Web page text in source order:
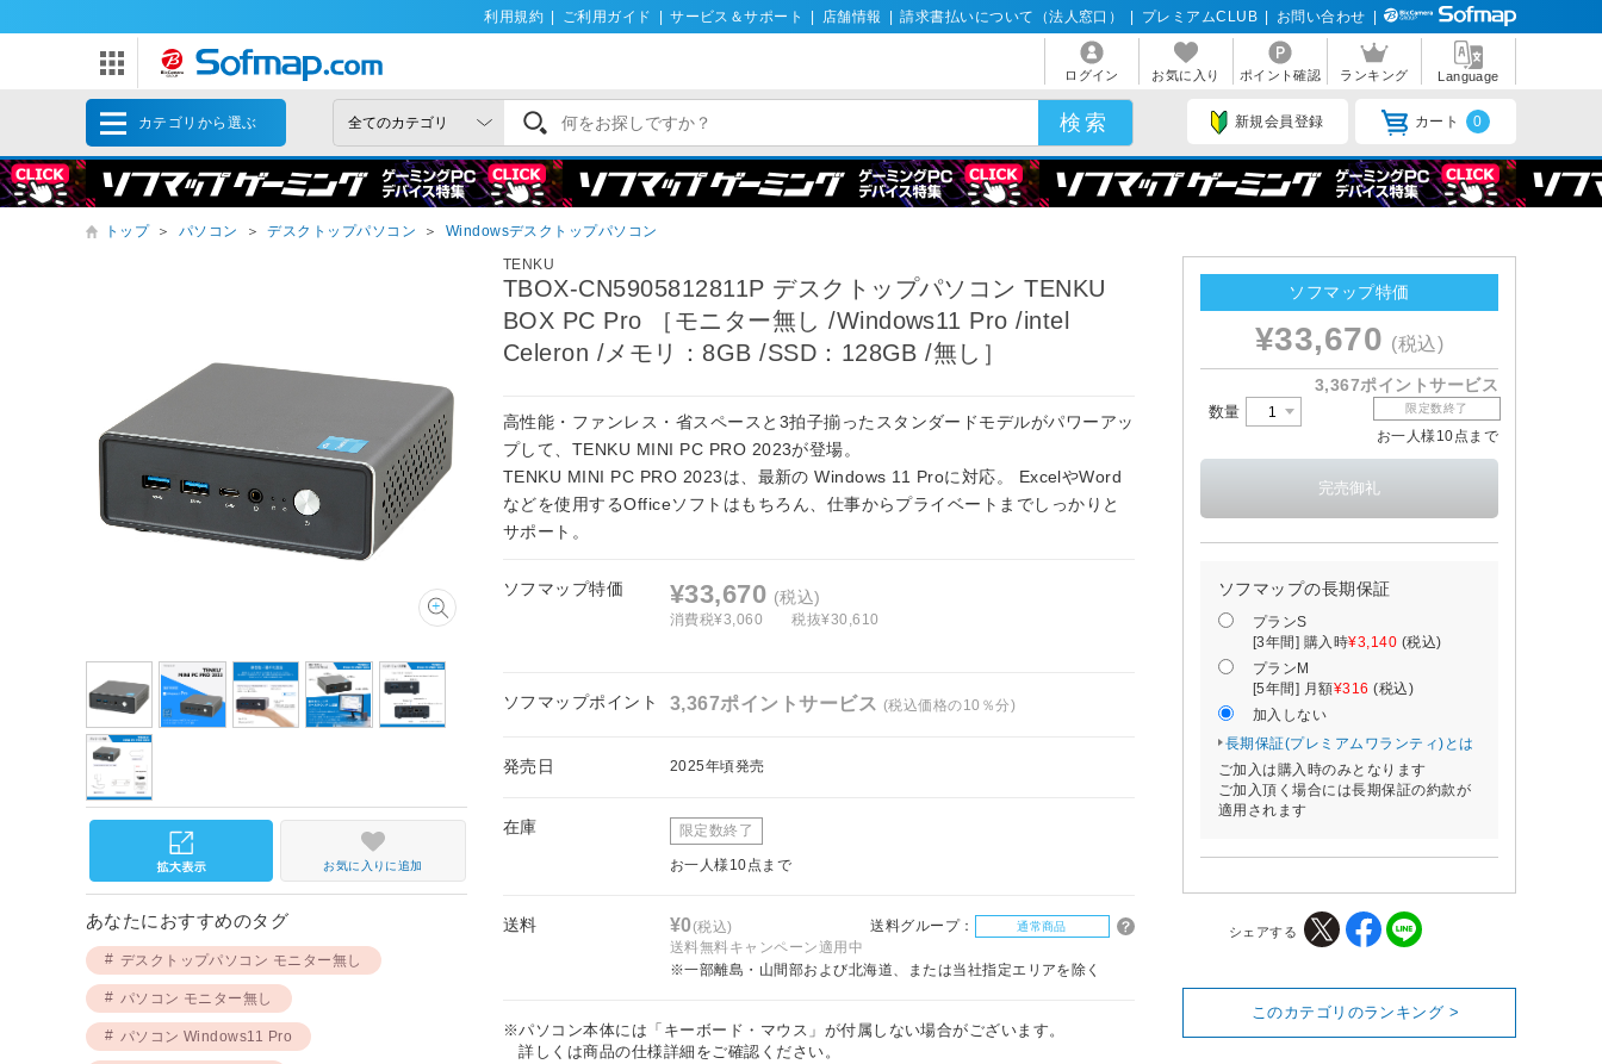
利用規約 ご利用ガイド サービス＆サポート 店舗情報 請求書払いについて（法人窓口） プレミアムCLUB お問い合わせ
ログイン お気に入り ポイント確認 ランキング Language
カテゴリから選ぶ 新規会員登録 カート 0
トップ ＞ パソコン ＞ デスクトップパソコン ＞
Windowsデスクトップパソコン
TENKU
TBOX-CN5905812811P デスクトップパソコン TENKU
BOX PC Pro ［モニター無し /Windows11 Pro /intel
Celeron /メモリ：8GB /SSD：128GB /無し］
高性能・ファンレス・省スペースと3拍子揃ったスタンダードモデルがパワーアッ
プして、TENKU MINI PC PRO 2023が登場。
TENKU MINI PC PRO 2023は、最新の Windows 11 Proに対応。 ExcelやWord
などを使用するOfficeソフトはもちろん、仕事からプライベートまでしっかりと
サポート。
ソフマップ特価 ¥33,670 (税込)
消費税¥3,060 税抜¥30,610
ソフマップポイント 3,367ポイントサービス (税込価格の10％分)
発売日 2025年頃発売
在庫 限定数終了
お一人様10点まで
送料 ¥0(税込) 送料グループ： 通常商品
送料無料キャンペーン適用中
※一部離島・山間部および北海道、または当社指定エリアを除く
※パソコン本体には「キーボード・マウス」が付属しない場合がございます。
詳しくは商品の仕様詳細をご確認ください。
お気に入りに追加
あなたにおすすめのタグ
デスクトップパソコン モニター無し
パソコン モニター無し
パソコン Windows11 Pro
ソフマップ特価
¥33,670 (税込)
3,367ポイントサービス
数量 限定数終了
お一人様10点まで
ソフマップの長期保証
プランS
[3年間] 購入時¥3,140 (税込)
プランM
[5年間] 月額¥316 (税込)
加入しない
長期保証(プレミアムワランティ)とは
ご加入は購入時のみとなります
ご加入頂く場合には長期保証の約款が
適用されます
シェアする
このカテゴリのランキング >